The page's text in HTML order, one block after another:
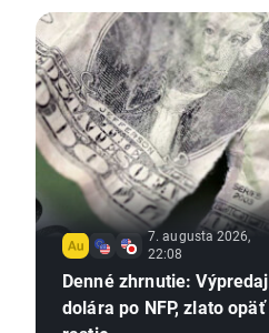
7. augusta 2026,
22:08
Denné zhrnutie: Výpredaj
dolára po NFP, zlato opäť